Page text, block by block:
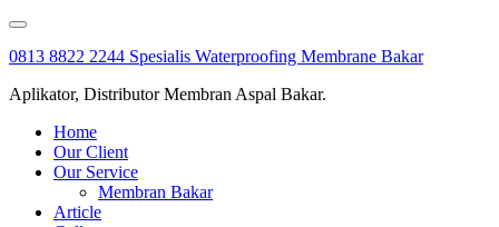
Skip
content
0813 8822 2244 Spesialis Waterproofing Membrane Bakar
Aplikator, Distributor Membran Aspal Bakar.
Home
Our Client
Our Service
Membran Bakar
Article